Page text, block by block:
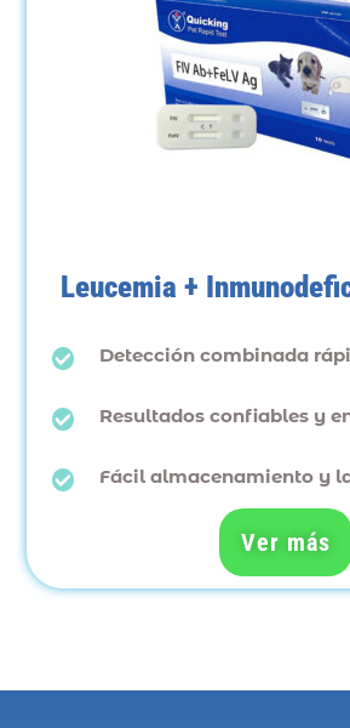
Leucemia +
Detección combinada
Resultados confiables y
Fácil almacenamiento y
Ver más